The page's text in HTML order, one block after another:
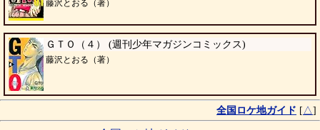
藤沢とおる（著）
ＧＴＯ（４） (週刊少年マガジンコミックス)
藤沢とおる（著）
全国ロケ地ガイド [ △]